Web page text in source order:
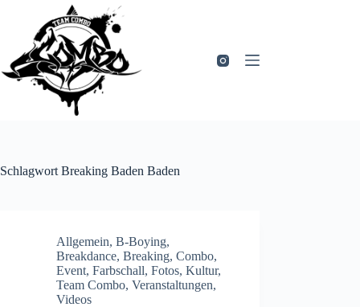
springen
Schlagwort Breaking Baden Baden
Allgemein, B-Boying,
Breakdance, Breaking, Combo,
Event, Farbschall, Fotos, Kultur,
Team Combo, Veranstaltungen,
Videos